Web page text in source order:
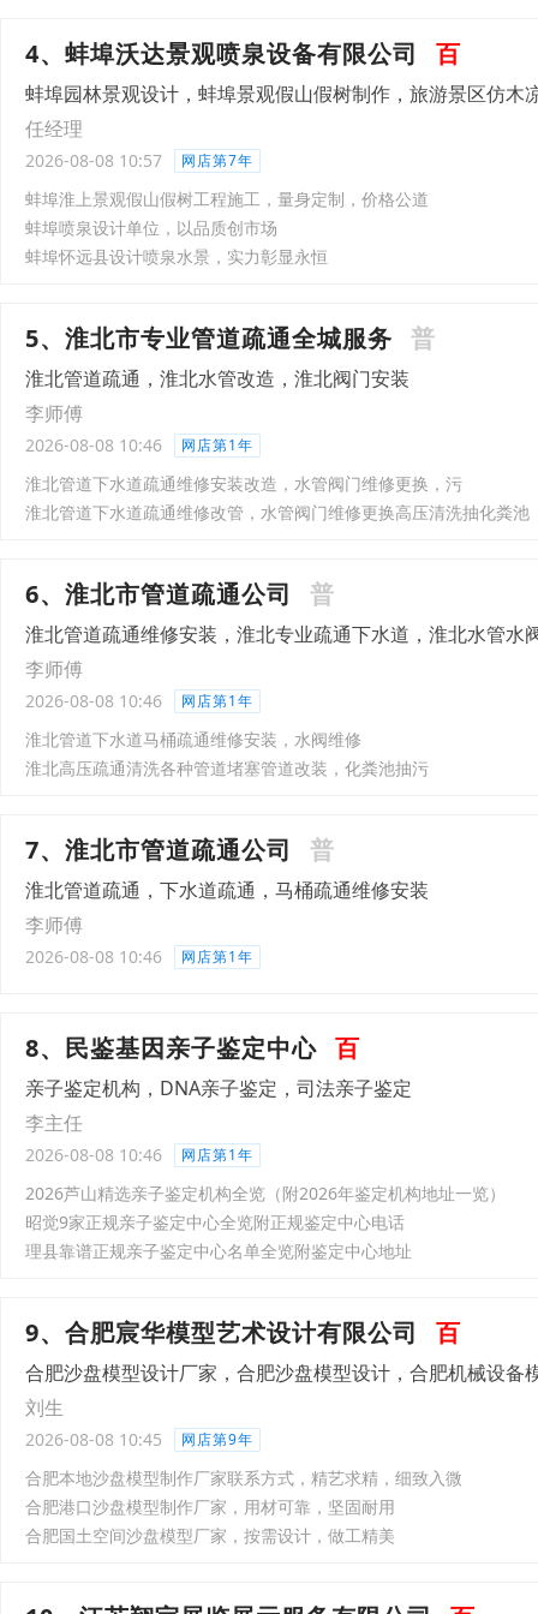
4、蚌埠沃达景观喷泉设备有限公司 百
蚌埠园林景观设计，蚌埠景观假山假树制作，旅游景区仿木
任经理
2026-08-08 10:57 网店第7年
蚌埠淮上景观假山假树工程施工，量身定制，价格公道
蚌埠喷泉设计单位，以品质创市场
蚌埠怀远县设计喷泉水景，实力彰显永恒
5、淮北市专业管道疏通全城服务 普
淮北管道疏通，淮北水管改造，淮北阀门安装
李师傅
2026-08-08 10:46 网店第1年
淮北管道下水道疏通维修安装改造，水管阀门维修更换，污
淮北管道下水道疏通维修改管，水管阀门维修更换高压清洗抽化粪池
6、淮北市管道疏通公司 普
淮北管道疏通维修安装，淮北专业疏通下水道，淮北水管水
李师傅
2026-08-08 10:46 网店第1年
淮北管道下水道马桶疏通维修安装，水阀维修
淮北高压疏通清洗各种管道堵塞管道改装，化粪池抽污
7、淮北市管道疏通公司 普
淮北管道疏通，下水道疏通，马桶疏通维修安装
李师傅
2026-08-08 10:46 网店第1年
8、民鉴基因亲子鉴定中心 百
亲子鉴定机构，DNA亲子鉴定，司法亲子鉴定
李主任
2026-08-08 10:46 网店第1年
2026芦山精选亲子鉴定机构全览（附2026年鉴定机构地址一览）
昭觉9家正规亲子鉴定中心全览附正规鉴定中心电话
理县靠谱正规亲子鉴定中心名单全览附鉴定中心地址
9、合肥宸华模型艺术设计有限公司 百
合肥沙盘模型设计厂家，合肥沙盘模型设计，合肥机械设备
刘生
2026-08-08 10:45 网店第9年
合肥本地沙盘模型制作厂家联系方式，精艺求精，细致入微
合肥港口沙盘模型制作厂家，用材可靠，坚固耐用
合肥国土空间沙盘模型厂家，按需设计，做工精美